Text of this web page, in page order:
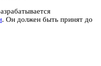
. Он должен быть принят до